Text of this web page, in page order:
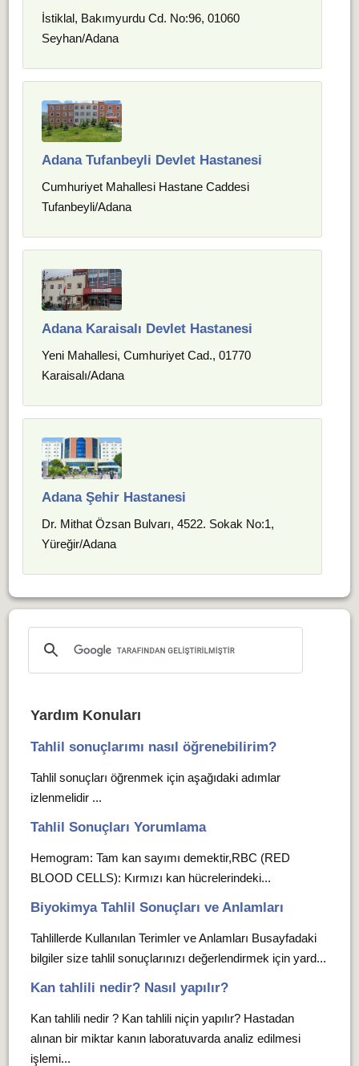
İstiklal, Bakımyurdu Cd. No:96, 01060
Seyhan/Adana
Adana Tufanbeyli Devlet Hastanesi
Cumhuriyet Mahallesi Hastane Caddesi
Tufanbeyli/Adana
Adana Karaisalı Devlet Hastanesi
Yeni Mahallesi, Cumhuriyet Cad., 01770
Karaisalı/Adana
Adana Şehir Hastanesi
Dr. Mithat Özsan Bulvarı, 4522. Sokak No:1,
Yüreğir/Adana
Yardım Konuları
Tahlil sonuçlarımı nasıl öğrenebilirim?
Tahlil sonuçları öğrenmek için aşağıdaki adımlar
izlenmelidir ...
Tahlil Sonuçları Yorumlama
Hemogram: Tam kan sayımı demektir,RBC (RED
BLOOD CELLS): Kırmızı kan hücrelerindeki...
Biyokimya Tahlil Sonuçları ve Anlamları
Tahlillerde Kullanılan Terimler ve Anlamları Busayfadaki
bilgiler size tahlil sonuçlarınızı değerlendirmek için yard...
Kan tahlili nedir? Nasıl yapılır?
Kan tahlili nedir ? Kan tahlili niçin yapılır? Hastadan
alınan bir miktar kanın laboratuvarda analiz edilmesi
işlemi...